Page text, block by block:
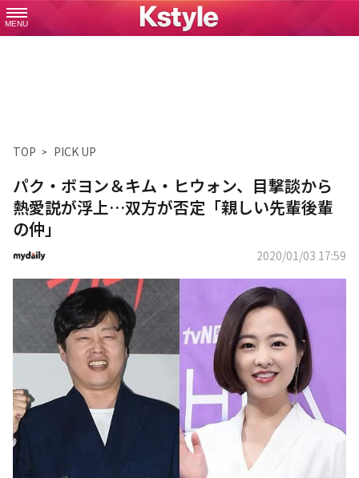
MENU
TOP PICK UP
パク・ボヨン＆キム・ヒウォン、目撃談から
熱愛説が浮上…双方が否定「親しい先輩後輩
の仲」
2020/01/03 17:59